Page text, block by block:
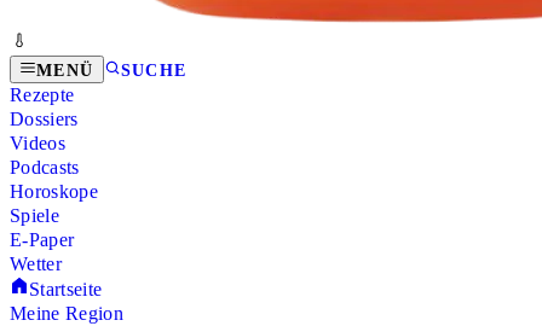
MENÜ SUCHE
Rezepte
Dossiers
Videos
Podcasts
Horoskope
Spiele
E-Paper
Wetter
Startseite
Meine Region